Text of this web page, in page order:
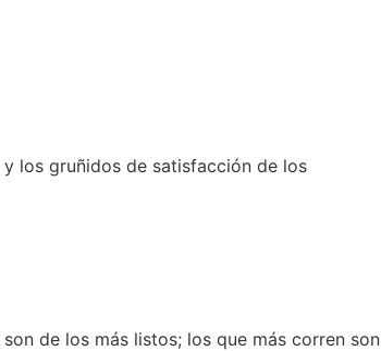
los gruñidos de satisfacción de los
de los más listos; los que más corren son